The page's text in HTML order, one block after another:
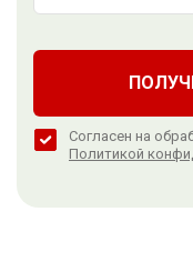
Согласен на
Политикой